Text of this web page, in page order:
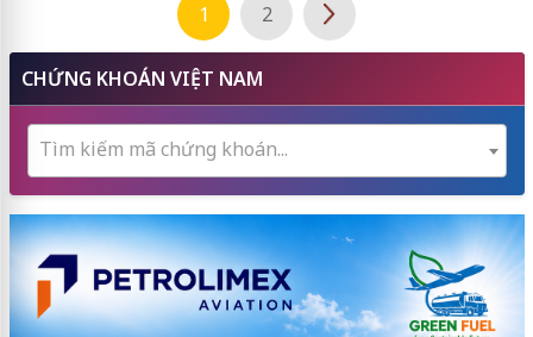
1 2
CHỨNG KHOÁN VIỆT NAM
Tìm kiếm mã chứng khoán...